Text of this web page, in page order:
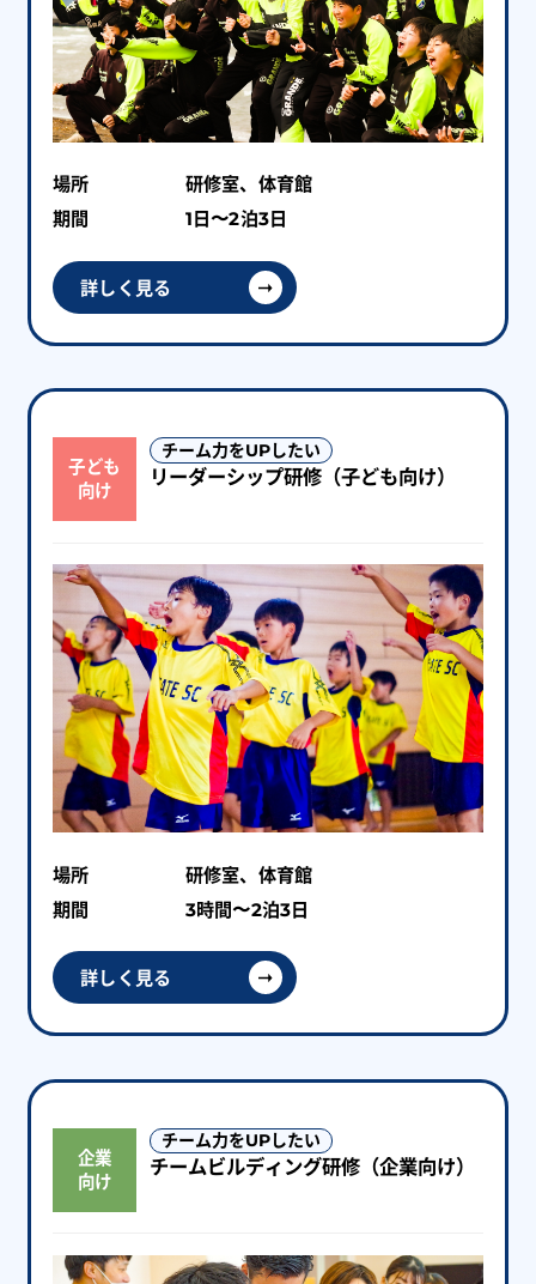
場所
研修室、体育館
期間
1日〜2泊3日
詳しく見る
子ども
向け
チーム力をUPしたい
リーダーシップ研修（子ども向け）
場所
研修室、体育館
期間
3時間〜2泊3日
詳しく見る
企業
向け
チーム力をUPしたい
チームビルディング研修（企業向け）